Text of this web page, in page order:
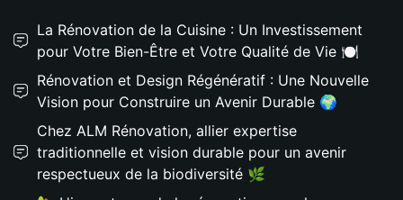
La Rénovation de la Cuisine : Un Investissement
pour Votre Bien-Être et Votre Qualité de Vie 🍽️
Rénovation et Design Régénératif : Une Nouvelle
Vision pour Construire un Avenir Durable 🌍
Chez ALM Rénovation, allier expertise
traditionnelle et vision durable pour un avenir
respectueux de la biodiversité 🌿